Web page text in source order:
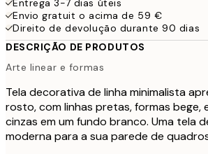
Entrega 3-7 dias úteis
Envio gratuit o acima de 59 €
Direito de devolução durante 90 dias
DESCRIÇÃO DE PRODUTOS
Arte linear e formas
Tela decorativa de linha minimalista
rosto, com linhas pretas, formas bege,
cinzas em um fundo branco. Uma tela
moderna para a sua parede de